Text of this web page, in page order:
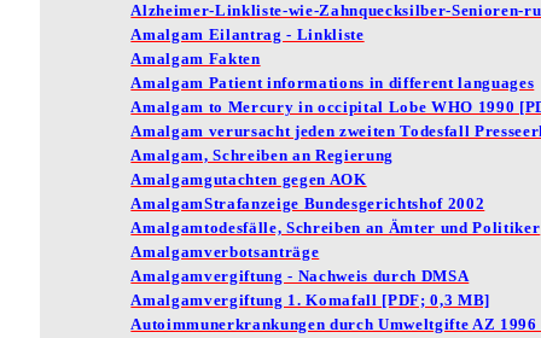
Alzheimer-Linkliste-wie-Zahnquecksilber-Senioren-
Amalgam Eilantrag - Linkliste
Amalgam Fakten
Amalgam Patient informations in different languages
Amalgam to Mercury in occipital Lobe WHO 1990
Amalgam verursacht jeden zweiten Todesfall
Amalgam, Schreiben an Regierung
Amalgamgutachten gegen AOK
AmalgamStrafanzeige Bundesgerichtshof 2002
Amalgamtodesfälle, Schreiben an Ämter und Politiker
Amalgamverbotsanträge
Amalgamvergiftung - Nachweis durch DMSA
Amalgamvergiftung 1. Komafall [PDF; 0,3 MB]
Autoimmunerkrankungen durch Umweltgifte AZ